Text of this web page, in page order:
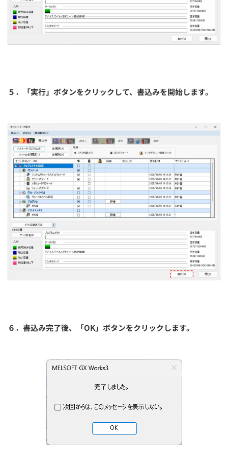
５．「実行」ボタンをクリックして、書込みを開始します。
６．書込み完了後、「OK」ボタンをクリックします。